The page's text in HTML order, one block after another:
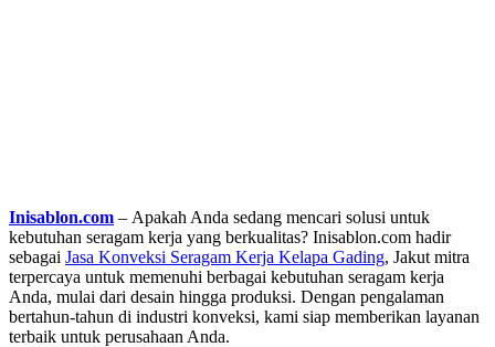
Inisablon.com – Apakah Anda sedang mencari solusi untuk
kebutuhan seragam kerja yang berkualitas? Inisablon.com hadir
sebagai Jasa Konveksi Seragam Kerja Kelapa Gading, Jakut mitra
terpercaya untuk memenuhi berbagai kebutuhan seragam kerja
Anda, mulai dari desain hingga produksi. Dengan pengalaman
bertahun-tahun di industri konveksi, kami siap memberikan layanan
terbaik untuk perusahaan Anda.